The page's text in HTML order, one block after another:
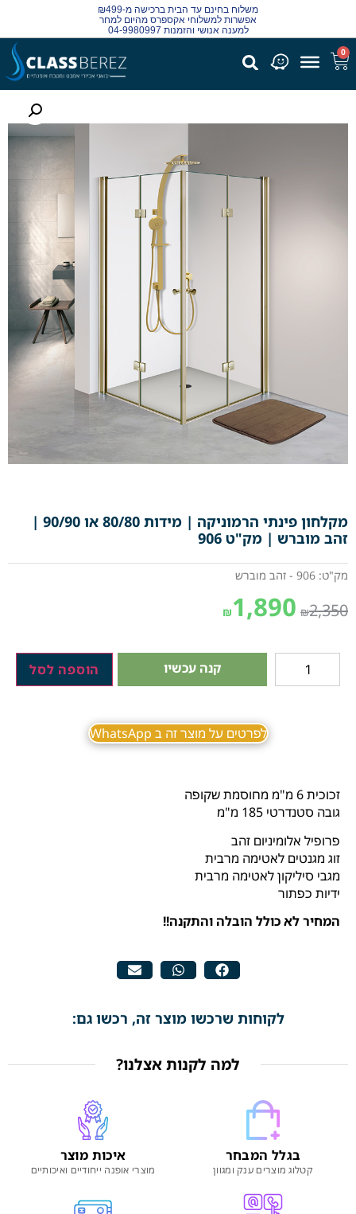
משלוח בחינם עד הבית ברכישה מ-₪499
אפשרות למשלוחי אקספרס מהיום למחר
למענה אנושי והזמנות 04-9980997
0
מקלחון פינתי הרמוניקה | מידות 80/80 או 90/90 |
זהב מוברש | מק"ט 906
מק"ט: 906 - זהב מוברש
₪2,350
₪1,890
קנה עכשיו הוספה לסל
לפרטים על מוצר זה ב WhatsApp
זכוכית 6 מ"מ מחוסמת שקופה
גובה סטנדרטי 185 מ"מ
פרופיל אלומיניום זהב
זוג מגנטים לאטימה מרבית
מגבי סיליקון לאטימה מרבית
ידיות כפתור
המחיר לא כולל הובלה והתקנה!!
לקוחות שרכשו מוצר זה, רכשו גם:
למה לקנות אצלנו?
בגלל המבחר
קטלוג מוצרים ענק ומגוון
איכות מוצר
מוצרי אופנה ייחודיים ואיכותיים